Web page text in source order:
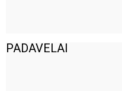
PADAVELAI